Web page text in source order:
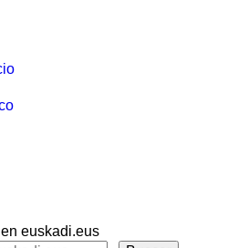
euskadi.eus